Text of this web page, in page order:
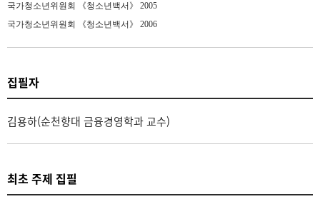
국가청소년위원회 《청소년백서》
2005
국가청소년위원회 《청소년백서》
2006
집필자
김용하(순천향대 금융경영학과 교수)
최초 주제 집필